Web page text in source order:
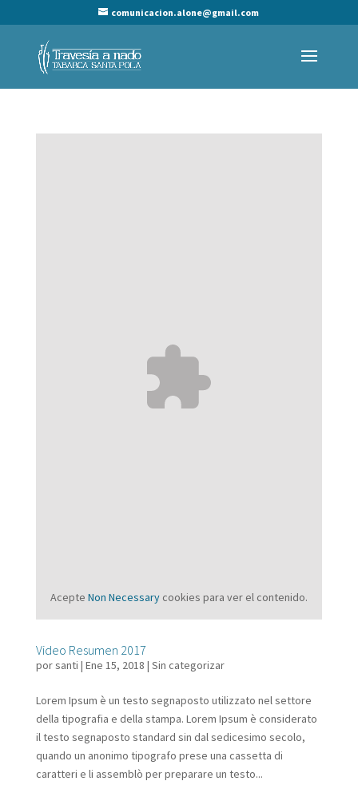
comunicacion.alone@gmail.com
Acepte Non Necessarycookies para ver el contenido.
Video Resumen 2017
porsanti | Ene 15, 2018 | Sin categorizar
Lorem Ipsum è un testo segnaposto utilizzato nel settore
della tipografia e della stampa. Lorem Ipsum è considerato
il testo segnaposto standard sin dal sedicesimo secolo,
quando un anonimo tipografo prese una cassetta di
caratteri e li assemblò per preparare un testo...